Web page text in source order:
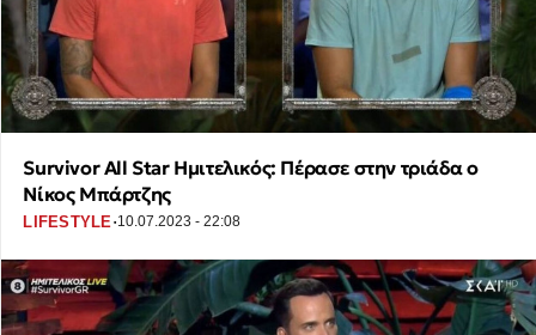
Survivor All Star Ημιτελικός: Πέρασε στην τριάδα ο
Νίκος Μπάρτζης
LIFESTYLE ·10.07.2023 - 22:08